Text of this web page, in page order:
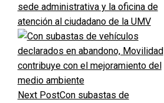
sede administrativa y la oficina de
atención al ciudadano de la UMV
Next PostCon subastas de